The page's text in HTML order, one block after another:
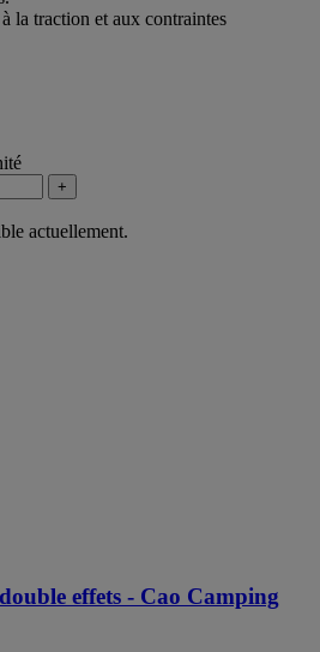
la traction et aux contraintes
+
actuellement.
effets - Cao Camping